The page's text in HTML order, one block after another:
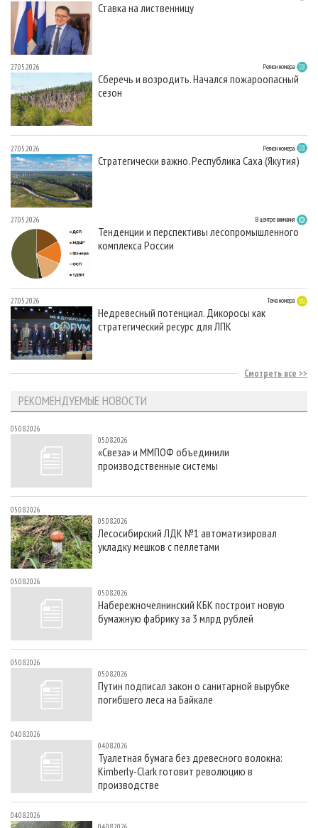
Ставка на лиственницу
27.05.2026 Регион номера
Сберечь и возродить. Начался пожароопасный
сезон
27.05.2026 Регион номера
Стратегически важно. Республика Саха (Якутия)
27.05.2026 В центре внимания
Тенденции и перспективы лесопромышленного
комплекса России
27.05.2026 Тема номера
Недревесный потенциал. Дикоросы как
стратегический ресурс для ЛПК
Смотреть все
РЕКОМЕНДУЕМЫЕ НОВОСТИ
05.08.2026
05.08.2026
«Свеза» и ММПОФ объединили
производственные системы
05.08.2026
05.08.2026
Лесосибирский ЛДК №1 автоматизировал
укладку мешков с пеллетами
05.08.2026
05.08.2026
Набережночелнинский КБК построит новую
бумажную фабрику за 3 млрд рублей
05.08.2026
05.08.2026
Путин подписал закон о санитарной вырубке
погибшего леса на Байкале
04.08.2026
04.08.2026
Туалетная бумага без древесного волокна:
Kimberly-Clark готовит революцию в
производстве
04.08.2026